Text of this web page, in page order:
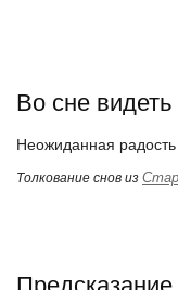
Во сне
Неожиданная
Толкование снов из